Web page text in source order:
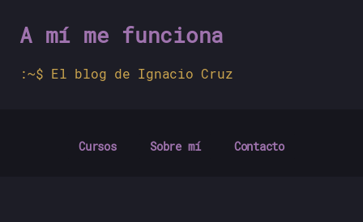
A mí me funciona
El blog de Ignacio Cruz
Cursos Sobre mí Contacto